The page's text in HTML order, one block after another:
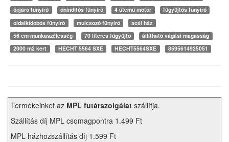
önjáró fűnyíró
önindítós fűnyíró 4 ütemű motor
fűgyűjtős fűnyíró
oldalkidobós fűnyíró
mulcsozó fűnyíró
acél ház
56 cm munkaszélesség
70 literes fűgyűjtő
állítható vágási magasság
2000 m2 kert
HECHT 5564 SXE HECHT5564SXE 8595614925051
Termékeinket az MPL futárszolgálat szállítja.
Szállítás díj MPL csomagpontra 1.499 Ft
MPL házhozszállítás díj 1.599 Ft